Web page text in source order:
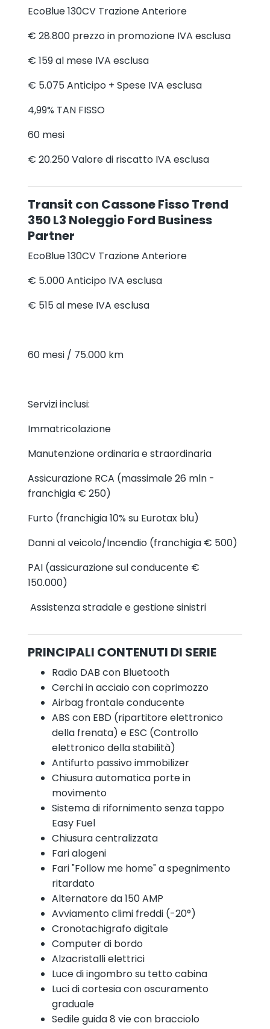
EcoBlue 130CV Trazione Anteriore
€ 28.800 prezzo in promozione IVA esclusa
€ 159al mese IVA esclusa
€ 5.075 Anticipo + Spese IVA esclusa
4,99% TAN FISSO
60 mesi
€ 20.250Valore di riscatto IVA esclusa
Transit con Cassone Fisso Trend
350 L3 Noleggio Ford Business
Partner
EcoBlue 130CV Trazione Anteriore
€ 5.000Anticipo IVA esclusa
€ 515 al mese IVA esclusa
60 mesi / 75.000 km
Servizi inclusi:
Immatricolazione
Manutenzione ordinaria e straordinaria
Assicurazione RCA (massimale 26 mln -
franchigia € 250)
Furto (franchigia 10% su Eurotax blu)
Danni al veicolo/Incendio (franchigia € 500)
PAI (assicurazione sul conducente €
150.000)
Assistenza stradale e gestione sinistri
PRINCIPALI CONTENUTI DI SERIE
Radio DAB con Bluetooth
Cerchi in acciaio con coprimozzo
Airbag frontale conducente
ABS con EBD (ripartitore elettronico
della frenata) e ESC (Controllo
elettronico della stabilità)
Antifurto passivo immobilizer
Chiusura automatica porte in
movimento
Sistema di rifornimento senza tappo
Easy Fuel
Chiusura centralizzata
Fari alogeni
Fari "Follow me home" a spegnimento
ritardato
Alternatore da 150 AMP
Avviamento climi freddi (-20°)
Cronotachigrafo digitale
Computer di bordo
Alzacristalli elettrici
Luce di ingombro su tetto cabina
Luci di cortesia con oscuramento
graduale
Sedile guida 8 vie con bracciolo